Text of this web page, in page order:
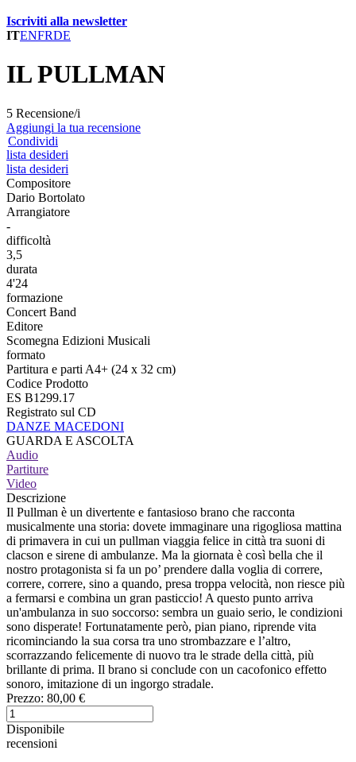
Iscriviti alla newsletter
ITENFRDE
IL PULLMAN
5 Recensione/i
Aggiungi la tua recensione
Condividi
lista desideri
lista desideri
Compositore
Dario Bortolato
Arrangiatore
-
difficoltà
3,5
durata
4'24
formazione
Concert Band
Editore
Scomegna Edizioni Musicali
formato
Partitura e parti A4+ (24 x 32 cm)
Codice Prodotto
ES B1299.17
Registrato sul CD
DANZE MACEDONI
GUARDA E ASCOLTA
Audio
Partiture
Video
Descrizione
Il Pullman è un divertente e fantasioso brano che racconta
musicalmente una storia: dovete immaginare una rigogliosa mattina
di primavera in cui un pullman viaggia felice in città tra suoni di
clacson e sirene di ambulanze. Ma la giornata è così bella che il
nostro protagonista si fa un po’ prendere dalla voglia di correre,
correre, correre, sino a quando, presa troppa velocità, non riesce più
a fermarsi e combina un gran pasticcio! A questo punto arriva
un'ambulanza in suo soccorso: sembra un guaio serio, le condizioni
sono disperate! Fortunatamente però, pian piano, riprende vita
ricominciando la sua corsa tra uno strombazzare e l’altro,
scorrazzando felicemente di nuovo tra le strade della città, più
brillante di prima. Il brano si conclude con un cacofonico effetto
sonoro, imitazione di un ingorgo stradale.
Prezzo: 80,00 €
Disponibile
recensioni